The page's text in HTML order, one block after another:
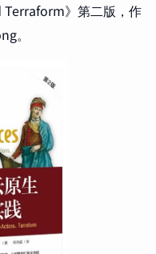
》第二版，作
。